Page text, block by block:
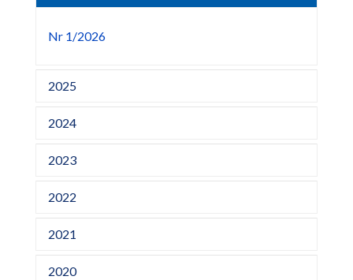
Nr 1/2026
2025
2024
2023
2022
2021
2020